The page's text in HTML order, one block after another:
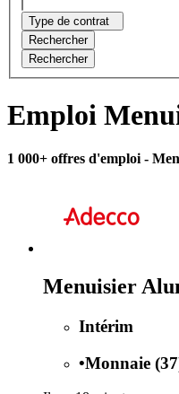
Type de contrat
Rechercher
Rechercher
Emploi
1 000+ offres d'emploi -
Menuisier
Intérim
•Monnaie